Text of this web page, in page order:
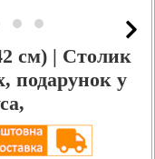
см) | Столик
подарунок у